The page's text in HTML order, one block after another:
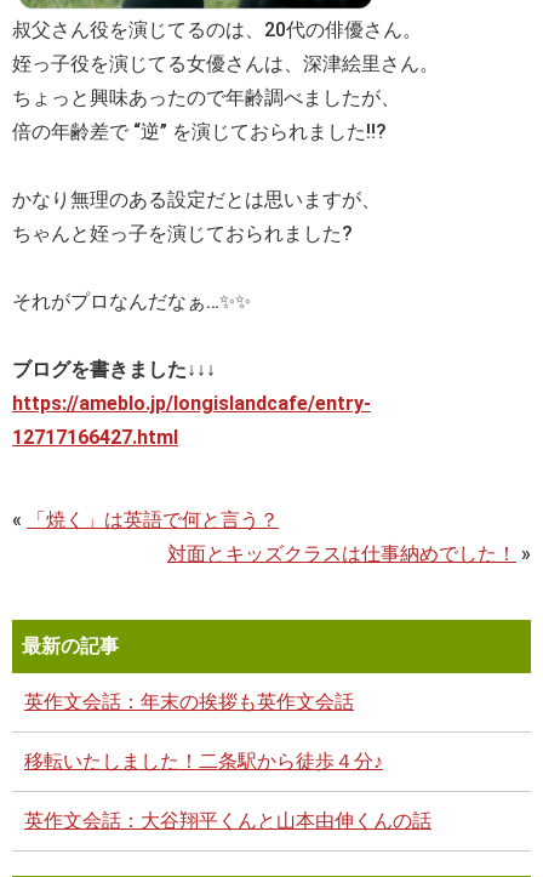
叔父さん役を演じてるのは、20代の俳優さん。
姪っ子役を演じてる女優さんは、深津絵里さん。
ちょっと興味あったので年齢調べましたが、
倍の年齢差で “逆” を演じておられました‼️?
かなり無理のある設定だとは思いますが、
ちゃんと姪っ子を演じておられました?
それがプロなんだなぁ…✨✨
ブログを書きました↓↓↓
https://ameblo.jp/longislandcafe/entry-
12717166427.html
«
「焼く」は英語で何と言う？
対面とキッズクラスは仕事納めでした！
»
最新の記事
英作文会話：年末の挨拶も英作文会話
移転いたしました！二条駅から徒歩４分♪
英作文会話：大谷翔平くんと山本由伸くんの話